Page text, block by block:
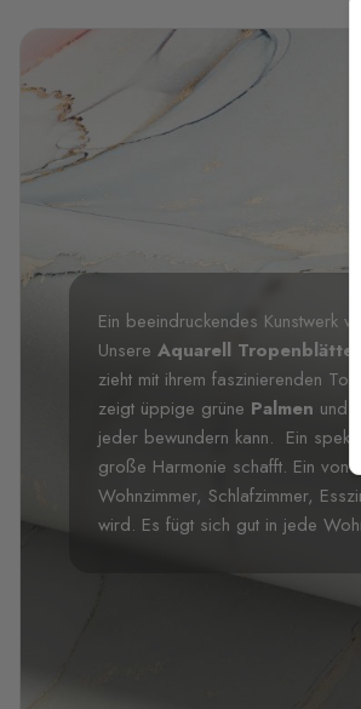
Ein beeindruckendes Kunstwerk
Unsere Aquarell
zieht mit ihrem faszinierenden
zeigt üppige grüne Palmen und
jeder bewundern kann. Ein
große Harmonie schafft. Ein von
Wohnzimmer, Schlafzimmer,
wird. Es fügt sich gut in jede